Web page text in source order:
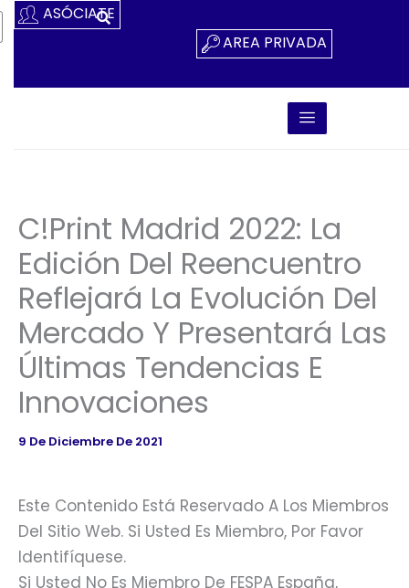
Ir
Al
ASÓCIATE
AREA PRIVADA
C!Print Madrid 2022: La
Edición Del Reencuentro
Reflejará La Evolución Del
Mercado Y Presentará Las
Últimas Tendencias E
Innovaciones
9 De Diciembre De 2021
Este Contenido Está Reservado A Los Miembros
Del Sitio Web. Si Usted Es Miembro, Por Favor
Identifíquese.
Si Usted No Es Miembro De FESPA España,